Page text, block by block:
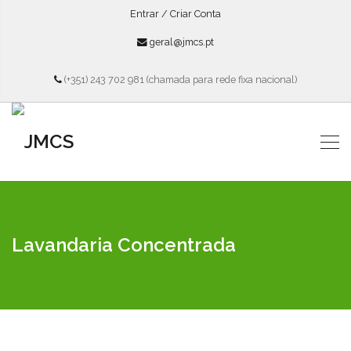
Entrar / Criar Conta
geral@jmcs.pt
(+351) 243 702 981 (chamada para rede fixa nacional)
Lavandaria Concentrada